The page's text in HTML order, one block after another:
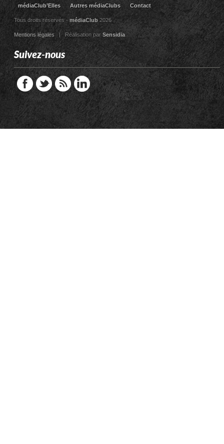
médiaClub’Elles
Autres médiaClubs Contact
Tous droits réservés - médiaClub2026
Mentions légales| Réalisation par Sensidia
Suivez-nous